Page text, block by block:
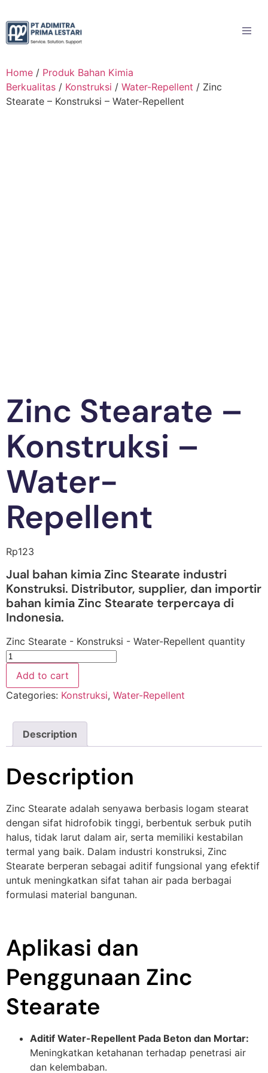
Home / Produk Bahan Kimia
Berkualitas / Konstruksi / Water-Repellent / Zinc
Stearate – Konstruksi – Water-Repellent
Zinc Stearate –
Konstruksi –
Water-
Repellent
Rp123
Jual bahan kimia Zinc Stearate industri
Konstruksi. Distributor, supplier, dan importir
bahan kimia Zinc Stearate terpercaya di
Indonesia.
Zinc Stearate - Konstruksi - Water-Repellent quantity
Add to cart
Categories: Konstruksi, Water-Repellent
Description
Description
Zinc Stearate adalah senyawa berbasis logam stearat
dengan sifat hidrofobik tinggi, berbentuk serbuk putih
halus, tidak larut dalam air, serta memiliki kestabilan
termal yang baik. Dalam industri konstruksi, Zinc
Stearate berperan sebagai aditif fungsional yang efektif
untuk meningkatkan sifat tahan air pada berbagai
formulasi material bangunan.
Aplikasi dan
Penggunaan Zinc
Stearate
Aditif Water-Repellent Pada Beton dan Mortar:
Meningkatkan ketahanan terhadap penetrasi air
dan kelembaban.